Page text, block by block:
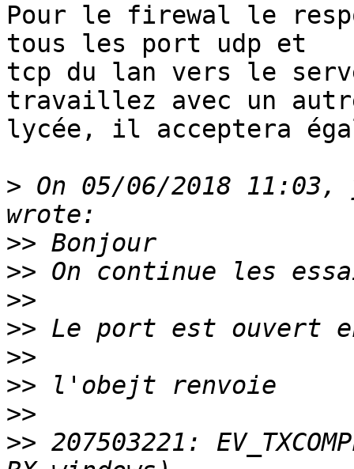
Pour le firewal le
tous les port udp et
tcp du lan vers le
travaillez avec un
lycée, il acceptera
> On 05/06/2018
>>
>>
>>
>>
>>
>>
>>
>> 207503221: